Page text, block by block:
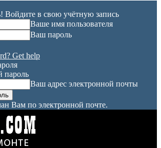
Войдите в свою учётную запись
Ваше имя пользователя
Ваш пароль
Get help
пароль
Ваш адрес электронной почты
Вам по электронной почте.